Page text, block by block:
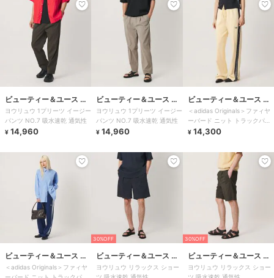
ビューティー＆ユース ユ
ナイテッドアローズ
ヨウリュウ 1プリーツ イージー
パンツ NO.7 吸水速乾 通気性
¥ 14,960
ビューティー＆ユース ユ
ナイテッドアローズ
ヨウリュウ 1プリーツ イージー
パンツ NO.7 吸水速乾 通気性
¥ 14,960
ビューティー＆ユース ユ
ナイテッドアローズ
＜adidas Originals＞ファィヤ
ーバード ニット トラックパン
ツ
¥ 14,300
ビューティー＆ユース ユ
ナイテッドアローズ
＜adidas Originals＞ファィヤ
30%OFF
ビューティー＆ユース ユ
ナイテッドアローズ
ヨウリュウ リラックス ショー
30%OFF
ビューティー＆ユース ユ
ナイテッドアローズ
ヨウリュウ リラックス ショー